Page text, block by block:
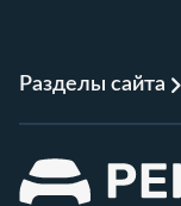
Разделы сайта